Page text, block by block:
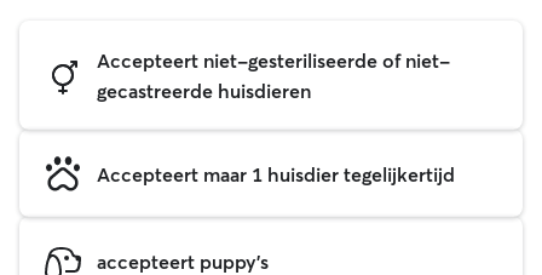
Accepteert niet-gesteriliseerde of niet-
gecastreerde huisdieren
Accepteert maar 1 huisdier tegelijkertijd
accepteert puppy's